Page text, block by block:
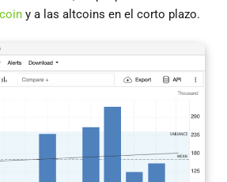
y a las altcoins en el corto plazo.